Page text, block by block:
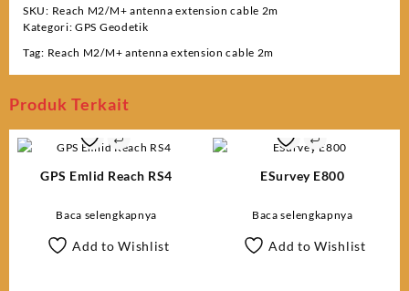
SKU: Reach M2/M+ antenna extension cable 2m
Kategori:GPS Geodetik
Tag: Reach M2/M+ antenna extension cable 2m
Produk Terkait
GPS Emlid Reach RS4
Baca selengkapnya
Add to Wishlist
ESurvey E800
Baca selengkapnya
Add to Wishlist